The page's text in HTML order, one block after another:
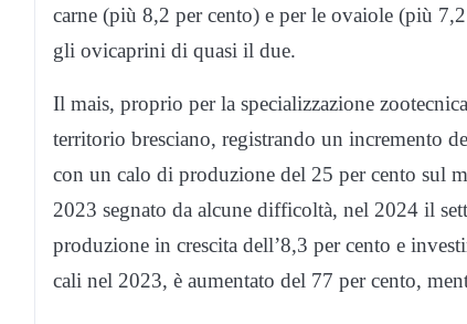
carne (più 8,2 per cento) e per le ovaiole (più
gli ovicaprini di quasi il due.
Il mais, proprio per la specializzazione
territorio bresciano, registrando un incremento
con un calo di produzione del 25 per cento sul
2023 segnato da alcune difficoltà, nel 2024 il
produzione in crescita dell’8,3 per cento e
cali nel 2023, è aumentato del 77 per cento,